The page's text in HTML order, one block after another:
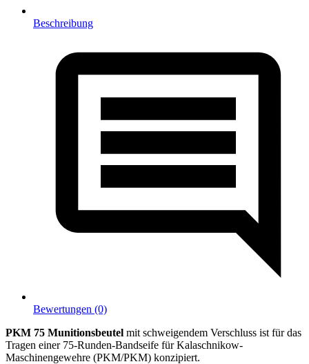
Beschreibung
Bewertungen (0)
PKM 75 Munitionsbeutel mit schweigendem Verschluss ist für das
Tragen einer 75-Runden-Bandseife für Kalaschnikow-
Maschinengewehre (PKM/PKM) konzipiert.